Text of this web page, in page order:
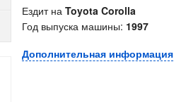
Ездит на Toyota Corolla
Год выпуска машины: 1997
Дополнительная информация